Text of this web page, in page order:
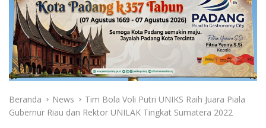
Beranda News
Tim Bola Voli Putri UNIKS Raih Juara Piala
Gubernur Riau dan Rektor UNILAK Tingkat Sumatera 2022